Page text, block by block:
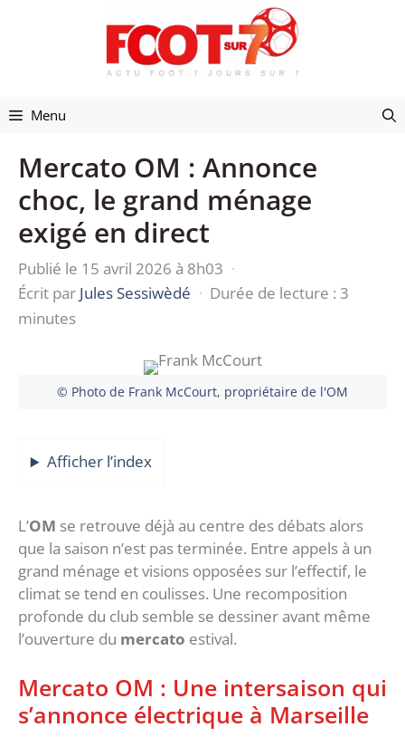
Menu
Mercato OM : Annonce
choc, le grand ménage
exigé en direct
Publié le 15 avril 2026 à 8h03 ·
Écrit par Jules Sessiwèdé · Durée de lecture : 3
minutes
© Photo de Frank McCourt, propriétaire de l'OM
Afficher l’index
‎L’OM se retrouve déjà au centre des débats alors
que la saison n’est pas terminée. Entre appels à un
grand ménage et visions opposées sur l’effectif, le
climat se tend en coulisses. Une recomposition
profonde du club semble se dessiner avant même
l’ouverture du mercato estival.
‎Mercato OM : Une intersaison qui
s’annonce électrique à Marseille